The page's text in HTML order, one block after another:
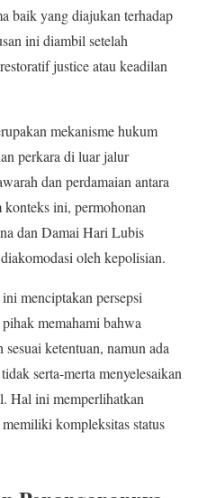
baik yang diajukan terhadap
ini diambil setelah
justice atau keadilan
mekanisme hukum
perkara di luar jalur
dan perdamaian antara
ini, permohonan
dan Damai Hari Lubis
oleh kepolisian.
menciptakan persepsi
memahami bahwa
ketentuan, namun ada
serta-merta menyelesaikan
Hal ini memperlihatkan
kompleksitas status